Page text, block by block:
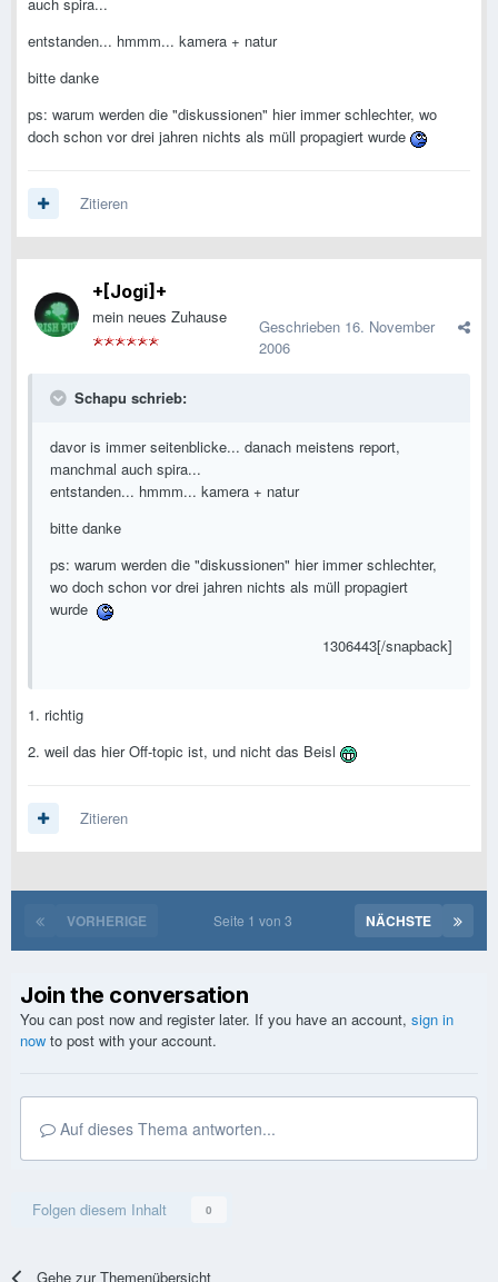
auch spira...
entstanden... hmmm... kamera + natur
bitte danke
ps: warum werden die "diskussionen" hier immer schlechter, wo
doch schon vor drei jahren nichts als müll propagiert wurde
Zitieren
+[Jogi]+
mein neues Zuhause Geschrieben 16. November
2006
Schapu schrieb:
davor is immer seitenblicke... danach meistens report,
manchmal auch spira...
entstanden... hmmm... kamera + natur
bitte danke
ps: warum werden die "diskussionen" hier immer schlechter,
wo doch schon vor drei jahren nichts als müll propagiert
wurde
1306443[/snapback]
1. richtig
2. weil das hier Off-topic ist, und nicht das Beisl
Zitieren
VORHERIGE NÄCHSTE
Seite 1 von 3
Join the conversation
You can post now and register later. If you have an account, sign in
now to post with your account.
Auf dieses Thema antworten...
Folgen diesem Inhalt 0
Gehe zur Themenübersicht